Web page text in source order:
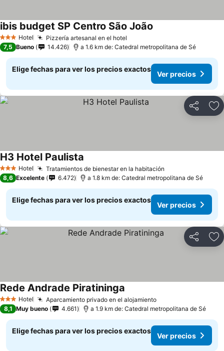
3 Estrellas
Hotel Pizzería artesanal en el hotel
ibis budget SP Centro São João
7,5 Bueno 14.426 a 1.6 km de: Catedral metropolitana de Sé
Elige fechas para ver los precios exactos
Ver precios
Compartir
3 Estrellas
Hotel Tratamientos de bienestar en la habitación
H3 Hotel Paulista
8,6 Excelente 6.472 a 1.8 km de: Catedral metropolitana de Sé
Elige fechas para ver los precios exactos
Ver precios
Compartir
3 Estrellas
Hotel Aparcamiento privado en el alojamientoVer precios
Rede Andrade Piratininga
8,1 Muy bueno 4.661 a 1.9 km de: Catedral metropolitana de Sé
Elige fechas para ver los precios exactos
Ver precios